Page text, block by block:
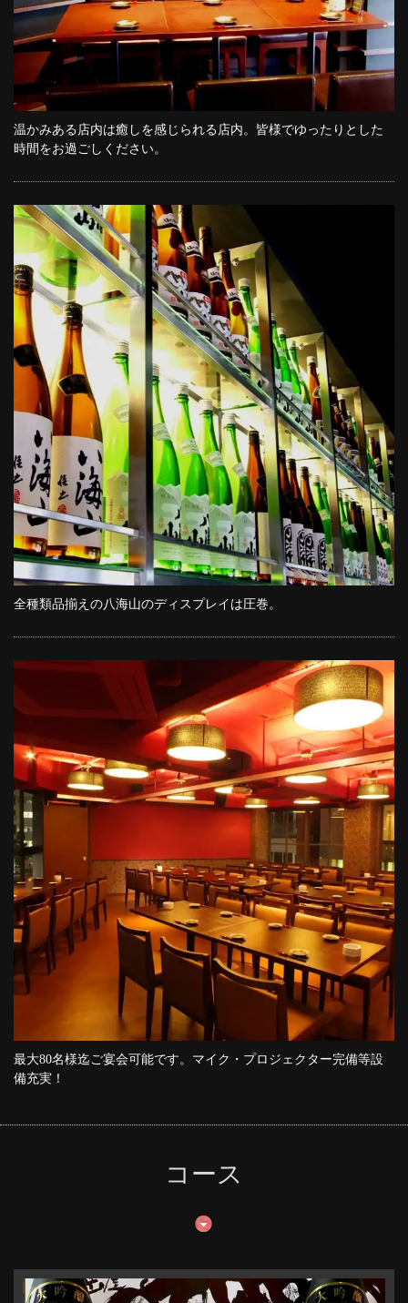
温かみある店内は癒しを感じられる店内。皆様でゆったりとした
時間をお過ごしください。
全種類品揃えの八海山のディスプレイは圧巻。
最大80名様迄ご宴会可能です。マイク・プロジェクター完備等設
備充実！
コース